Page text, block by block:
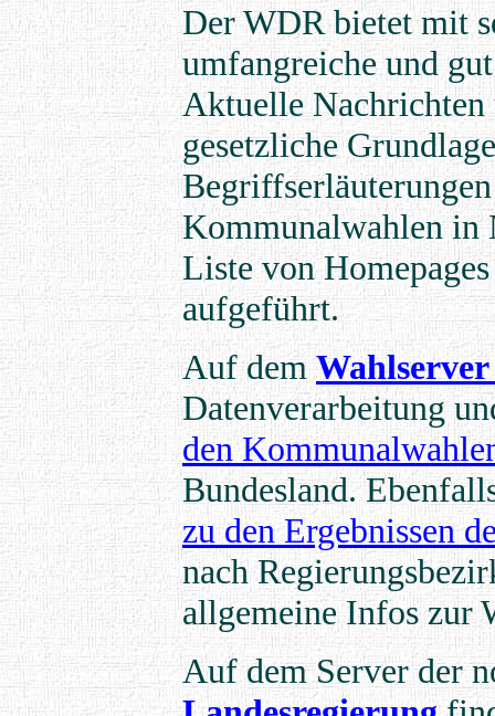
Der WDR bietet mit
umfangreiche und
Aktuelle Nachrichten
gesetzliche
Kommunalwahlen in
Liste von
aufgeführt.
Auf dem
Datenverarbeitung
den
Bundesland.
zu den Ergebnissen
nach
allgemeine Infos zur
Auf dem Server der